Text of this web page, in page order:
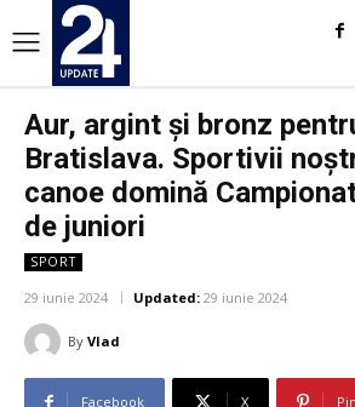
Aur, argint și bronz
Bratislava. Sportivii
canoe domină
de juniori
SPORT
29 iunie 2024 Updated: 29 iunie 2024
By Vlad
Facebook X